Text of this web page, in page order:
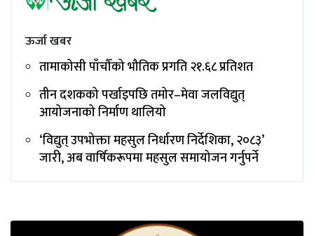
ऊर्जा खबर
तामाकोसी पाँचौँको भौतिक प्रगति २१.६८ प्रतिशत
तीन दशकको पर्खाइपछि तमोर–मेवा जलविद्युत्
आयोजनाको निर्माण थालियो
‘विद्युत् उपभोक्ता महसुल निर्धारण निर्देशिका, २०८३’
जारी, अब वार्षिकरूपमा महसुल समायोजन गर्नुपर्ने